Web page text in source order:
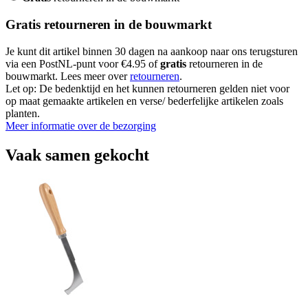
Gratis retourneren in de bouwmarkt
Je kunt dit artikel binnen 30 dagen na aankoop naar ons terugsturen
via een PostNL-punt voor €4.95 ofgratis retourneren in de
bouwmarkt. Lees meer overretourneren.
Let op: De bedenktijd en het kunnen retourneren gelden niet voor
op maat gemaakte artikelen en verse/ bederfelijke artikelen zoals
planten.
Meer informatie over de bezorging
Vaak samen gekocht